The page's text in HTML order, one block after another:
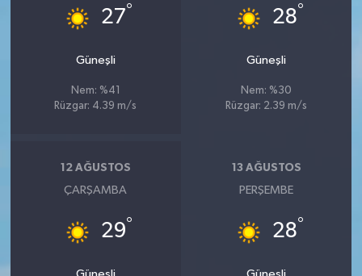
27°
Güneşli
Nem: %41
Rüzgar: 4.39 m/s
28°
Güneşli
Nem: %30
Rüzgar: 2.39 m/s
12 AĞUSTOS
ÇARŞAMBA
29°
13 AĞUSTOS
PERŞEMBE
28°